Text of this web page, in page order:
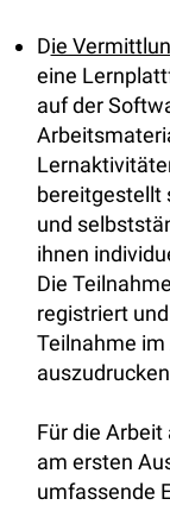
Die
eine
auf der
bereitgestellt
und
ihnen
Die
registriert
Teilnahme
Für die
am ersten
umfassende